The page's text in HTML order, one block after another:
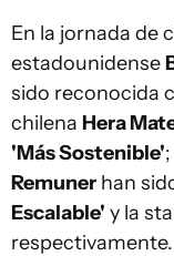
En la jornada de
estadounidense
sido reconocida
chilena Hera
'Más Sostenible'
Remuner han
Escalable' y la
respectivamente.